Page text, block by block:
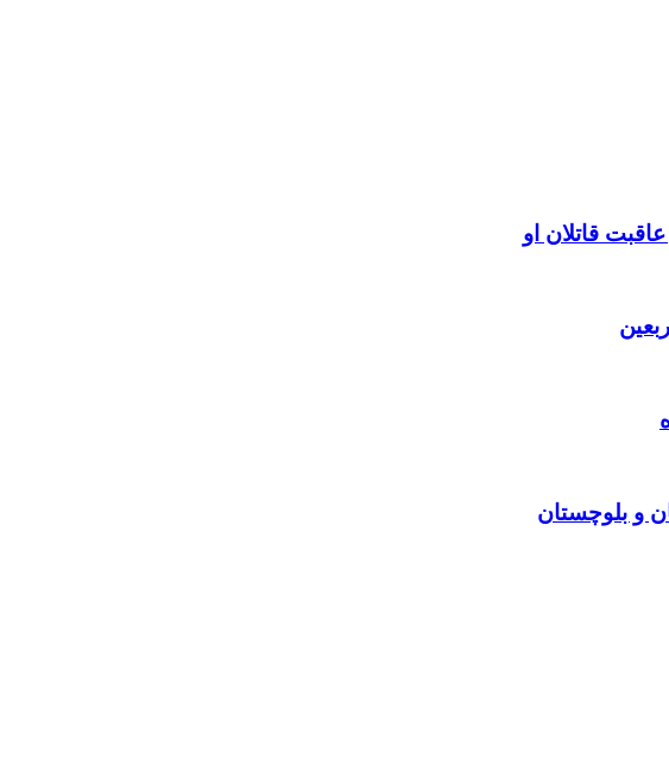
قاتلان او